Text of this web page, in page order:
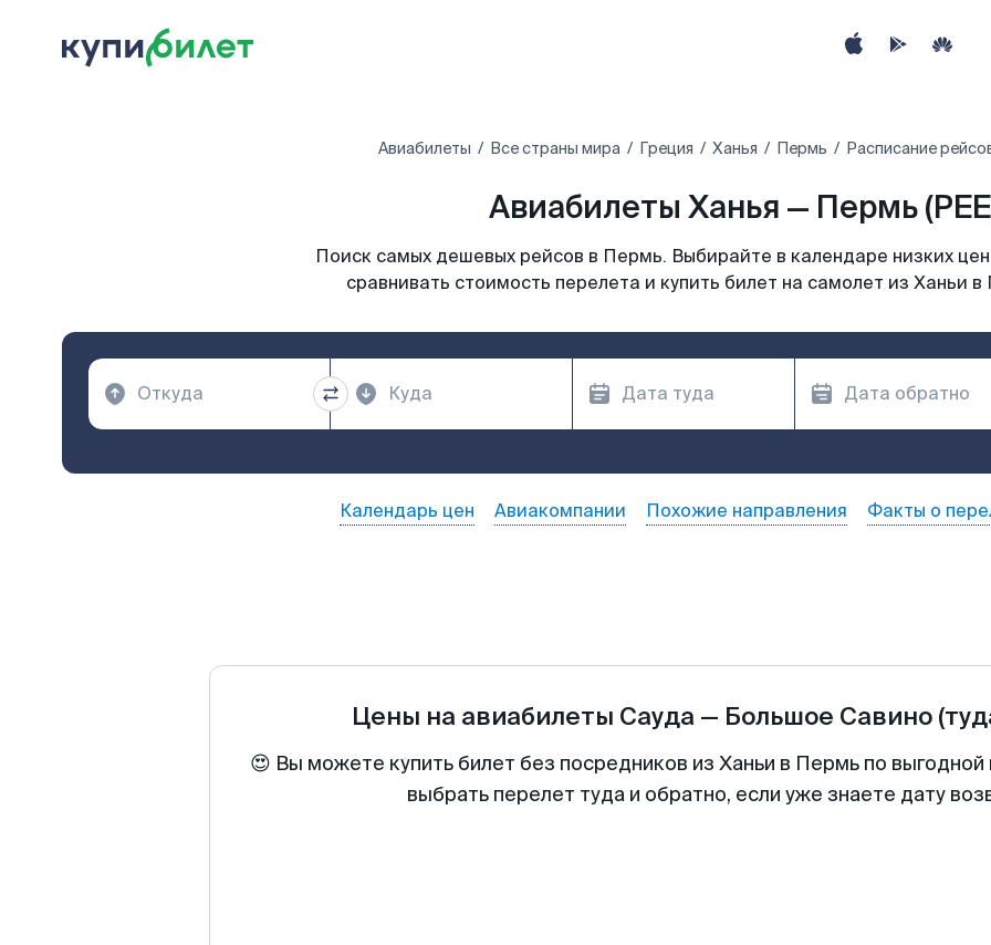
Авиабилеты Все страны мира Греция Ханья Пермь Расписание
Авиабилеты Ханья — Пермь
Поиск самых дешевых рейсов в Пермь. Выбирайте в календаре низких
сравнивать стоимость перелета и купить билет на самолет из Ханьи
Календарь цен Авиакомпании Похожие направления Факты о
Цены на авиабилеты Сауда — Большое Савино
😍 Вы можете купить билет без посредников из Ханьи в Пермь по
выбрать перелет туда и обратно, если уже знаете дату